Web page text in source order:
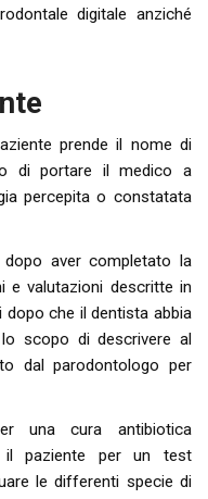
digitale anziché
prende il nome di
di portare il medico a
percepita o constatata
aver completato la
e valutazioni descritte in
dopo che il dentista abbia
scopo di descrivere al
dal parodontologo per
una cura antibiotica
il paziente per un test
le differenti specie di